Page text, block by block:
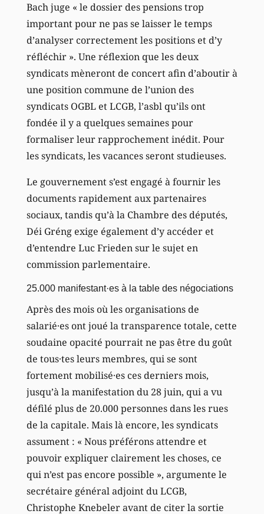
Bach juge « le dossier des pensions trop
important pour ne pas se laisser le temps
d’analyser correctement les positions et d’y
réfléchir ». Une réflexion que les deux
syndicats mèneront de concert afin d’aboutir à
une position commune de l’union des
syndicats OGBL et LCGB, l’asbl qu’ils ont
fondée il y a quelques semaines pour
formaliser leur rapprochement inédit. Pour
les syndicats, les vacances seront studieuses.
Le gouvernement s’est engagé à fournir les
documents rapidement aux partenaires
sociaux, tandis qu’à la Chambre des députés,
Déi Gréng exige également d’y accéder et
d’entendre Luc Frieden sur le sujet en
commission parlementaire.
25.000 manifestant·es à la table des négociations
Après des mois où les organisations de
salarié·es ont joué la transparence totale, cette
soudaine opacité pourrait ne pas être du goût
de tous·tes leurs membres, qui se sont
fortement mobilisé·es ces derniers mois,
jusqu’à la manifestation du 28 juin, qui a vu
défilé plus de 20.000 personnes dans les rues
de la capitale. Mais là encore, les syndicats
assument : « Nous préférons attendre et
pouvoir expliquer clairement les choses, ce
qui n’est pas encore possible », argumente le
secrétaire général adjoint du LCGB,
Christophe Knebeler avant de citer la sortie